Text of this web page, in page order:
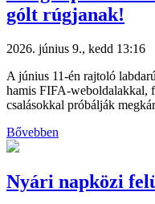
gólt rúgjanak!
2026. június 9., kedd 13:16
A június 11-én rajtoló
hamis FIFA-weboldalakkal,
csalásokkal próbálják
Bővebben
Nyári napközi